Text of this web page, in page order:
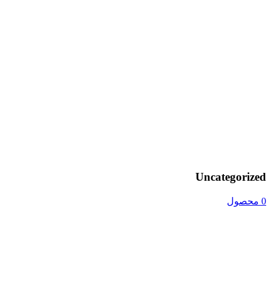
Uncategorized
0 محصول